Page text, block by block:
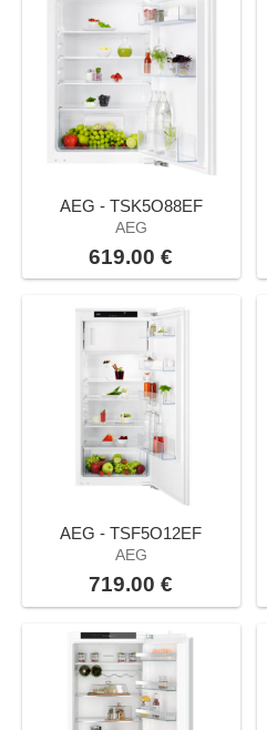
AEG - TSK5O88EF
AEG
619.00 €
AEG - TSF5O12EF
AEG
719.00 €